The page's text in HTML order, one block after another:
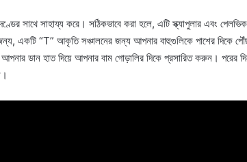
সাথে সাহায্য করে। সঠিকভাবে করা হলে, এটি স্ক্যাপুলার এবং পেলভিক
একটি “T” আকৃতি সঞ্চালনের জন্য আপনার বাহুগুলিকে পাশের দিকে
ডান হাত দিয়ে আপনার বাম গোড়ালির দিকে প্রসারিত করুন। পরের